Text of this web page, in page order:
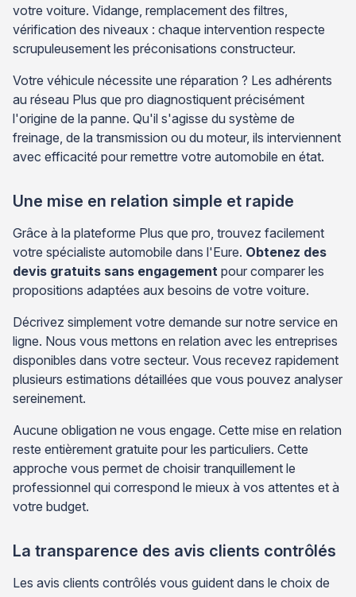
votre voiture. Vidange, remplacement des filtres,
vérification des niveaux : chaque intervention respecte
scrupuleusement les préconisations constructeur.
Votre véhicule nécessite une réparation ? Les adhérents
au réseau Plus que pro diagnostiquent précisément
l'origine de la panne. Qu'il s'agisse du système de
freinage, de la transmission ou du moteur, ils interviennent
avec efficacité pour remettre votre automobile en état.
Une mise en relation simple et rapide
Grâce à la plateforme Plus que pro, trouvez facilement
votre spécialiste automobile dans l'Eure. Obtenez des
devis gratuits sans engagement pour comparer les
propositions adaptées aux besoins de votre voiture.
Décrivez simplement votre demande sur notre service en
ligne. Nous vous mettons en relation avec les entreprises
disponibles dans votre secteur. Vous recevez rapidement
plusieurs estimations détaillées que vous pouvez analyser
sereinement.
Aucune obligation ne vous engage. Cette mise en relation
reste entièrement gratuite pour les particuliers. Cette
approche vous permet de choisir tranquillement le
professionnel qui correspond le mieux à vos attentes et à
votre budget.
La transparence des avis clients contrôlés
Les avis clients contrôlés vous guident dans le choix de